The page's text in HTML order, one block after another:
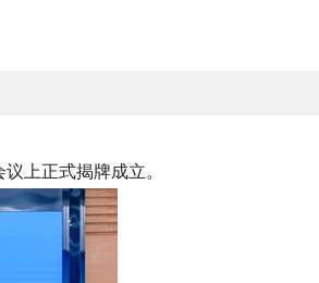
上正式揭牌成立。